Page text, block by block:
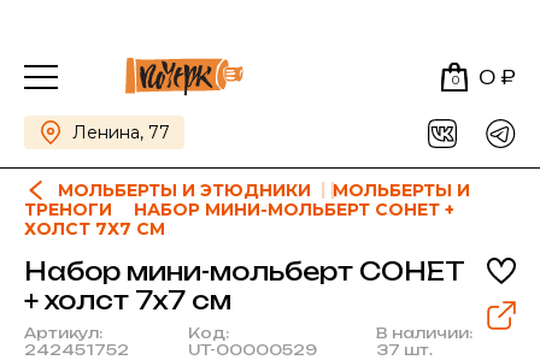
0 0 ₽
Ленина, 77
МОЛЬБЕРТЫ И ЭТЮДНИКИ
МОЛЬБЕРТЫ И
ТРЕНОГИ
НАБОР МИНИ-МОЛЬБЕРТ СОНЕТ +
ХОЛСТ 7Х7 СМ
Набор мини-мольберт СОНЕТ
+ холст 7х7 см
Артикул:
242451752
Код:
UT-00000529
В наличии:
37 шт.